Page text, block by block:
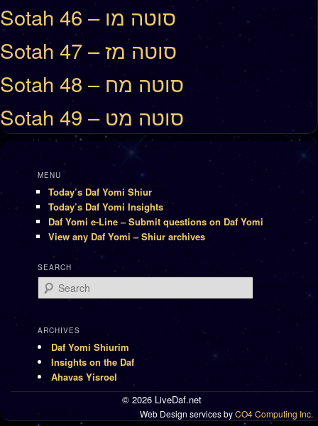
Sotah 46 – סוטה מו
Sotah 47 – סוטה מז
Sotah 48 – סוטה מח
Sotah 49 – סוטה מט
MENU
Today’s Daf Yomi Shiur
Today’s Daf Yomi Insights
Daf Yomi e-Line – Submit questions on Daf Yomi
View any Daf Yomi – Shiur archives
SEARCH
Search
ARCHIVES
Daf Yomi Shiurim
Insights on the Daf
Ahavas Yisroel
© 2026 LiveDaf.net
Web Design services byCO4 Computing Inc.